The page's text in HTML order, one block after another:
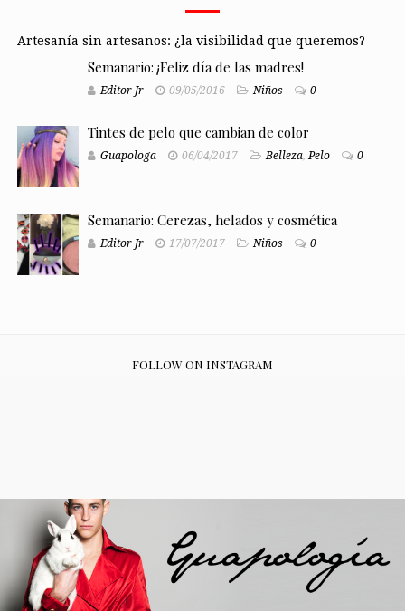
Artesanía sin artesanos: ¿la visibilidad que queremos?
Semanario: ¡Feliz día de las madres!
Editor Jr 09/05/2016 Niños 0
Tintes de pelo que cambian de color
Guapologa 06/04/2017 Belleza,Pelo 0
Semanario: Cerezas, helados y cosmética
Editor Jr 17/07/2017 Niños 0
FOLLOW ON INSTAGRAM